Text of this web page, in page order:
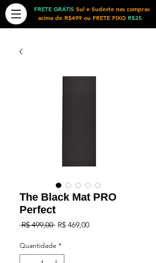
FRETE GRÁTISSul e Sudeste nas compras
acima de R$499 ou FRETE FIXO R$25
The Black Mat PRO
Perfect
R$ 499,00 Preço
R$ 469,00Preço
Quantidade *